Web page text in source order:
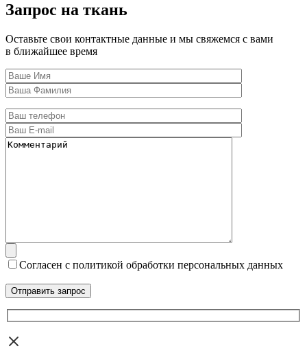
Запрос на ткань
Оставьте свои контактные данные и мы свяжемся с вами
в ближайшее время
Согласен с политикой обработки персональных данных